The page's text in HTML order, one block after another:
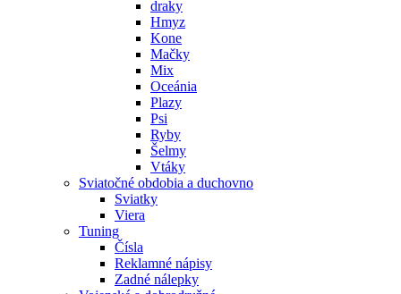
draky
Hmyz
Kone
Mačky
Mix
Oceánia
Plazy
Psi
Ryby
Šelmy
Vtáky
Sviatočné obdobia a duchovno
Sviatky
Viera
Tuning
Čísla
Reklamné nápisy
Zadné nálepky